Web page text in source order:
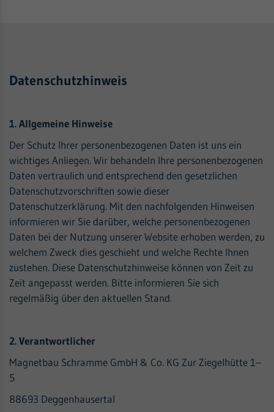
Datenschutzhinweis
1. Allgemeine Hinweise
Der Schutz Ihrer personenbezogenen Daten ist uns ein
wichtiges Anliegen. Wir behandeln Ihre personenbezogenen
Daten vertraulich und entsprechend den gesetzlichen
Datenschutzvorschriften sowie dieser
Datenschutzerklärung. Mit den nachfolgenden Hinweisen
informieren wir Sie darüber, welche personenbezogenen
Daten bei der Nutzung unserer Website erhoben werden, zu
welchem Zweck dies geschieht und welche Rechte Ihnen
zustehen. Diese Datenschutzhinweise können von Zeit zu
Zeit angepasst werden. Bitte informieren Sie sich
regelmäßig über den aktuellen Stand.
2. Verantwortlicher
Magnetbau Schramme GmbH & Co. KG Zur Ziegelhütte 1–
5
88693 Deggenhausertal
2 Jahre
statistical data.